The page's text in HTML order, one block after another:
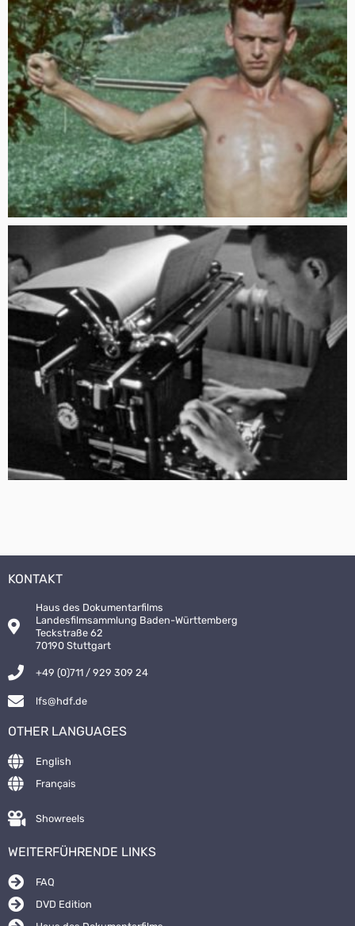
KONTAKT
Haus des Dokumentarfilms
Landesfilmsammlung Baden-Württemberg
Teckstraße 62
70190 Stuttgart
+49 (0)711 / 929 309 24
lfs@hdf.de
OTHER LANGUAGES
English
Français
Showreels
WEITERFÜHRENDE LINKS
FAQ
DVD Edition